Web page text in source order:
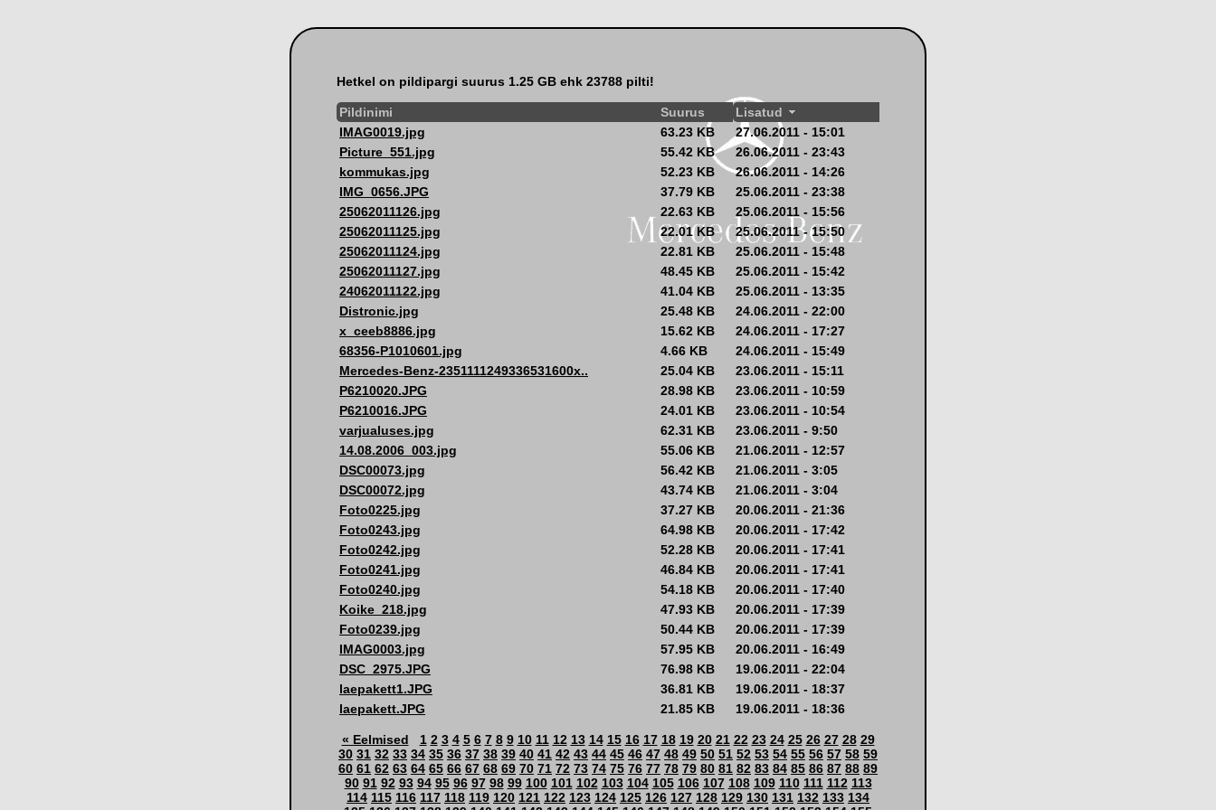
Hetkel on pildipargi suurus 1.25 GB ehk 23788 pilti!
Pildinimi Suurus
Lisatud
IMAG0019.jpg
63.23 KB
27.06.2011 - 15:01
Picture_551.jpg
55.42 KB
26.06.2011 - 23:43
kommukas.jpg
52.23 KB
26.06.2011 - 14:26
IMG_0656.JPG
37.79 KB
25.06.2011 - 23:38
25062011126.jpg
22.63 KB
25.06.2011 - 15:56
25062011125.jpg
22.01 KB
25.06.2011 - 15:50
25062011124.jpg
22.81 KB
25.06.2011 - 15:48
25062011127.jpg
48.45 KB
25.06.2011 - 15:42
24062011122.jpg
41.04 KB
25.06.2011 - 13:35
Distronic.jpg
25.48 KB
24.06.2011 - 22:00
x_ceeb8886.jpg
15.62 KB
24.06.2011 - 17:27
68356-P1010601.jpg
4.66 KB
24.06.2011 - 15:49
Mercedes-Benz-2351111249336531600x..
25.04 KB
23.06.2011 - 15:11
P6210020.JPG
28.98 KB
23.06.2011 - 10:59
P6210016.JPG
24.01 KB
23.06.2011 - 10:54
varjualuses.jpg
62.31 KB
23.06.2011 - 9:50
14.08.2006_003.jpg
55.06 KB
21.06.2011 - 12:57
DSC00073.jpg
56.42 KB
21.06.2011 - 3:05
DSC00072.jpg
43.74 KB
21.06.2011 - 3:04
Foto0225.jpg
37.27 KB
20.06.2011 - 21:36
Foto0243.jpg
64.98 KB
20.06.2011 - 17:42
Foto0242.jpg
52.28 KB
20.06.2011 - 17:41
Foto0241.jpg
46.84 KB
20.06.2011 - 17:41
Foto0240.jpg
54.18 KB
20.06.2011 - 17:40
Koike_218.jpg
47.93 KB
20.06.2011 - 17:39
Foto0239.jpg
50.44 KB
20.06.2011 - 17:39
IMAG0003.jpg
57.95 KB
20.06.2011 - 16:49
DSC_2975.JPG
76.98 KB
19.06.2011 - 22:04
laepakett1.JPG
36.81 KB
19.06.2011 - 18:37
laepakett.JPG
21.85 KB 19.06.2011 - 18:36
« Eelmised 1 2 3 4 5 6 7 8 9 10 11 12 13 14 15 16 17 18 19 20 21 22 23 24 25 26 27 28 29
30 31 32 33 34 35 36 37 38 39 40 41 42 43 44 45 46 47 48 49 50 51 52 53 54 55 56 57 58 59
60 61 62 63 64 65 66 67 68 69 70 71 72 73 74 75 76 77 78 79 80 81 82 83 84 85 86 87 88 89
90 91 92 93 94 95 96 97 98 99 100 101 102 103 104 105 106 107 108 109 110 111 112 113
114 115 116 117 118 119 120 121 122 123 124 125 126 127 128 129 130 131 132 133 134